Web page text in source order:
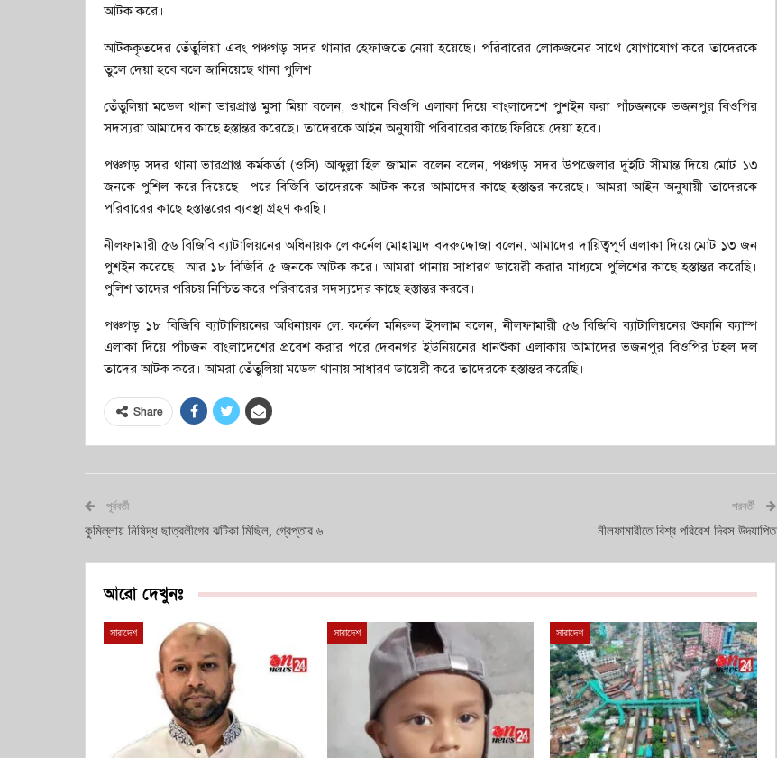
আটক করে।
আটককৃতদের তেঁতুলিয়া এবং পঞ্চগড় সদর থানার হেফাজতে নেয়া হয়েছে। পরিবারের লোকজনের সাথে যোগাযোগ করে তাদেরকে
তুলে দেয়া হবে বলে জানিয়েছে থানা পুলিশ।
তেঁতুলিয়া মডেল থানা ভারপ্রাপ্ত মুসা মিয়া বলেন, ওখানে বিওপি এলাকা দিয়ে বাংলাদেশে পুশইন করা পাঁচজনকে ভজনপুর বিওপির
সদস্যরা আমাদের কাছে হস্তান্তর করেছে। তাদেরকে আইন অনুযায়ী পরিবারের কাছে ফিরিয়ে দেয়া হবে।
পঞ্চগড় সদর থানা ভারপ্রাপ্ত কর্মকর্তা (ওসি) আব্দুল্লা হিল জামান বলেন বলেন, পঞ্চগড় সদর উপজেলার দুইটি সীমান্ত দিয়ে মোট ১৩
জনকে পুশিল করে দিয়েছে। পরে বিজিবি তাদেরকে আটক করে আমাদের কাছে হস্তান্তর করেছে। আমরা আইন অনুযায়ী তাদেরকে
পরিবারের কাছে হস্তান্তরের ব্যবস্থা গ্রহণ করছি।
নীলফামারী ৫৬ বিজিবি ব্যাটালিয়নের অধিনায়ক লে কর্নেল মোহাম্মদ বদরুদ্দোজা বলেন, আমাদের দায়িত্বপূর্ণ এলাকা দিয়ে মোট ১৩ জন
পুশইন করেছে। আর ১৮ বিজিবি ৫ জনকে আটক করে। আমরা থানায় সাধারণ ডায়েরী করার মাধ্যমে পুলিশের কাছে হস্তান্তর করেছি।
পুলিশ তাদের পরিচয় নিশ্চিত করে পরিবারের সদস্যদের কাছে হস্তান্তর করবে।
পঞ্চগড় ১৮ বিজিবি ব্যাটালিয়নের অধিনায়ক লে. কর্নেল মনিরুল ইসলাম বলেন, নীলফামারী ৫৬ বিজিবি ব্যাটালিয়নের শুকানি ক্যাম্প
এলাকা দিয়ে পাঁচজন বাংলাদেশের প্রবেশ করার পরে দেবনগর ইউনিয়নের ধানশুকা এলাকায় আমাদের ভজনপুর বিওপির টহল দল
তাদের আটক করে। আমরা তেঁতুলিয়া মডেল থানায় সাধারণ ডায়েরী করে তাদেরকে হস্তান্তর করেছি।
Share
পূর্ববর্তী
কুমিল্লায় নিষিদ্ধ ছাত্রলীগের ঝটিকা মিছিল, গ্রেপ্তার ৬
পরবর্তী
নীলফামারীতে বিশ্ব পরিবেশ দিবস উদযাপিত
আরো দেখুনঃ
সারাদেশ সারাদেশ সারাদেশ